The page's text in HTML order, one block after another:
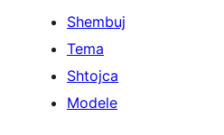
Shembuj
Tema
Shtojca
Modele